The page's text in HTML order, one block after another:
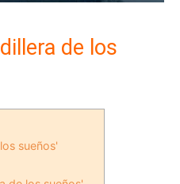
de los
sueños'